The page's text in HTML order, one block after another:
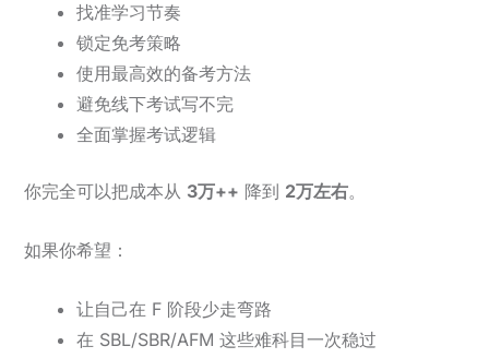
找准学习节奏
锁定免考策略
使用最高效的备考方法
避免线下考试写不完
全面掌握考试逻辑
你完全可以把成本从 3万++ 降到 2万左右。
如果你希望：
让自己在 F 阶段少走弯路
在 SBL/SBR/AFM 这些难科目一次稳过